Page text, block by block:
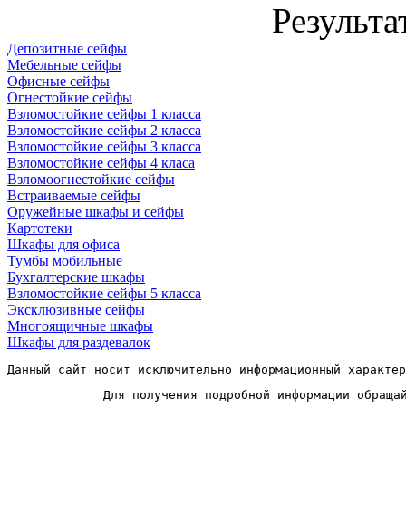
Депозитные сейфы
Мебельные сейфы
Офисные сейфы
Огнестойкие сейфы
Взломостойкие сейфы 1 класса
Взломостойкие сейфы 2 класса
Взломостойкие сейфы 3 класса
Взломостойкие сейфы 4 класа
Взломоогнестойкие сейфы
Встраиваемые сейфы
Оружейные шкафы и сейфы
Картотеки
Шкафы для офиса
Тумбы мобильные
Бухгалтерские шкафы
Взломостойкие сейфы 5 класса
Эксклюзивные сейфы
Многоящичные шкафы
Шкафы для раздевалок
Данный сайт носит исключительно информационный
Для получения подробной информации